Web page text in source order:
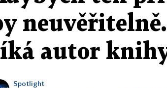
autor
Spotlight